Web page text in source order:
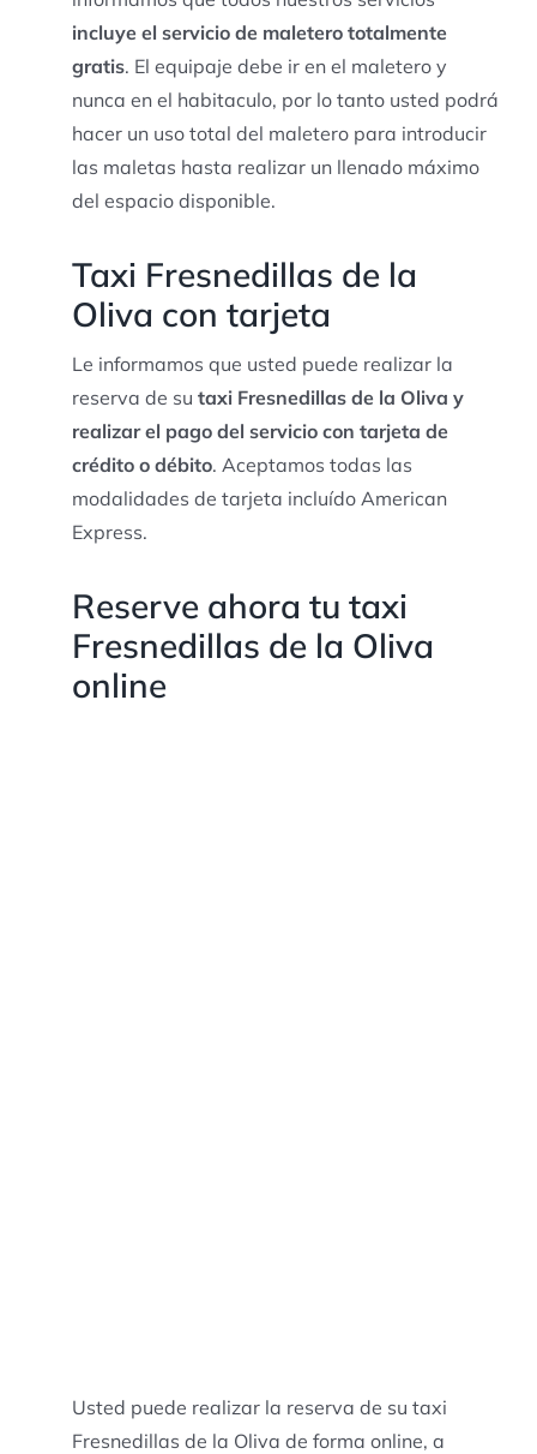
incluye el servicio de maletero totalmente
gratis. El equipaje debe ir en el maletero y
nunca en el habitaculo, por lo tanto usted podrá
hacer un uso total del maletero para introducir
las maletas hasta realizar un llenado máximo
del espacio disponible.
Taxi Fresnedillas de la
Oliva con tarjeta
Le informamos que usted puede realizar la
reserva de su taxi Fresnedillas de la Oliva y
realizar el pago del servicio con tarjeta de
crédito o débito. Aceptamos todas las
modalidades de tarjeta incluído American
Express.
Reserve ahora tu taxi
Fresnedillas de la Oliva
online
Usted puede realizar la reserva de su taxi
Fresnedillas de la Oliva de forma online, a